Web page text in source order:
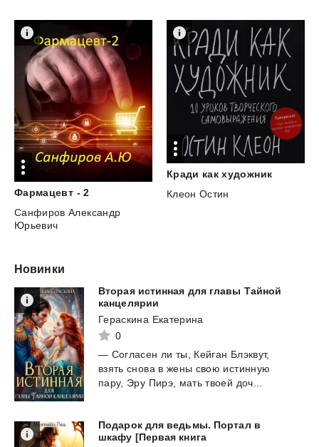
Фармацевт - 2
Санфиров Александр
Юрьевич
Кради как художник
Клеон Остин
Новинки
Вторая истинная для главы Тайной
канцелярии
Гераскина Екатерина
0
— Согласен ли ты, Кейган Блэквут,
взять снова в жены свою истинную
пару, Эру Пирэ, мать твоей доч...
Подарок для ведьмы. Портал в
шкафу [Первая книга